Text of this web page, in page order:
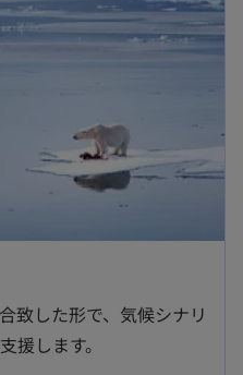
致した形で、気候シナリ
援します。